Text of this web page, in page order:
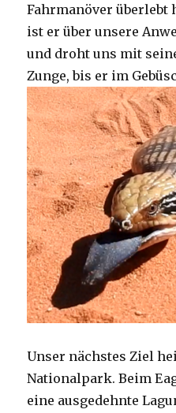
Fahrmanöver überlebt
ist er über unsere
und droht uns mit
Zunge, bis er im
Unser nächstes Ziel
Nationalpark. Beim
eine ausgedehnte